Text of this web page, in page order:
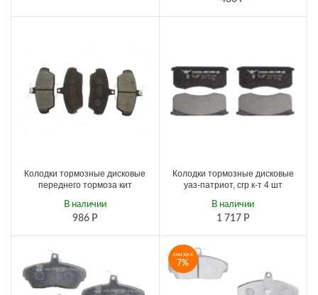
Колодки тормозные дисковые
переднего тормоза кит
986 Р
В наличии
Колодки тормозные дисковые
уаз-патриот, сгр к-т 4 шт
1 717 Р
В наличии
СКИДКА
7%